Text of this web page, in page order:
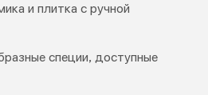
и плитка с ручной
специи, доступные